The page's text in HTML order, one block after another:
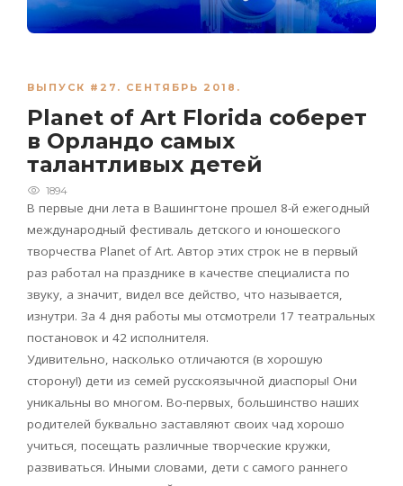
ВЫПУСК #27. СЕНТЯБРЬ 2018.
Planet of Art Florida соберет
в Орландо самых
талантливых детей
1894
В первые дни лета в Вашингтоне прошел 8-й ежегодный
международный фестиваль детского и юношеского
творчества Planet of Art. Автор этих строк не в первый
раз работал на празднике в качестве специалиста по
звуку, а значит, видел все действо, что называется,
изнутри. За 4 дня работы мы отсмотрели 17 театральных
постановок и 42 исполнителя.
Удивительно, насколько отличаются (в хорошую
сторону!) дети из семей русскоязычной диаспоры! Они
уникальны во многом. Во-первых, большинство наших
родителей буквально заставляют своих чад хорошо
учиться, посещать различные творческие кружки,
развиваться. Иными словами, дети с самого раннего